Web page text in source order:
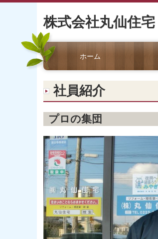
株式会社丸仙住宅
ホーム
社員紹介
プロの集団